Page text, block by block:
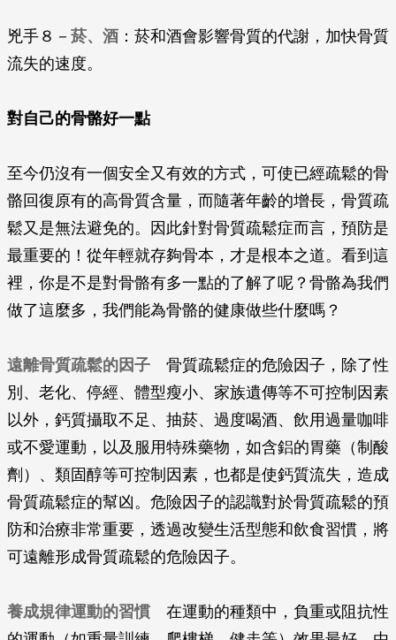
兇手８－ 菸、酒 ：菸和酒會影響骨質的代謝，加快骨質
流失的速度。
對自己的骨骼好一點
至今仍沒有一個安全又有效的方式，可使已經疏鬆的骨
骼回復原有的高骨質含量，而隨著年齡的增長，骨質疏
鬆又是無法避免的。因此針對骨質疏鬆症而言，預防是
最重要的！從年輕就存夠骨本，才是根本之道。看到這
裡，你是不是對骨骼有多一點的了解了呢？骨骼為我們
做了這麼多，我們能為骨骼的健康做些什麼嗎？
遠離骨質疏鬆的因子 骨質疏鬆症的危險因子，除了性
別、老化、停經、體型瘦小、家族遺傳等不可控制因素
以外，鈣質攝取不足、抽菸、過度喝酒、飲用過量咖啡
或不愛運動，以及服用特殊藥物，如含鋁的胃藥（制酸
劑）、類固醇等可控制因素，也都是使鈣質流失，造成
骨質疏鬆症的幫凶。危險因子的認識對於骨質疏鬆的預
防和治療非常重要，透過改變生活型態和飲食習慣，將
可遠離形成骨質疏鬆的危險因子。
養成規律運動的習慣 在運動的種類中，負重或阻抗性